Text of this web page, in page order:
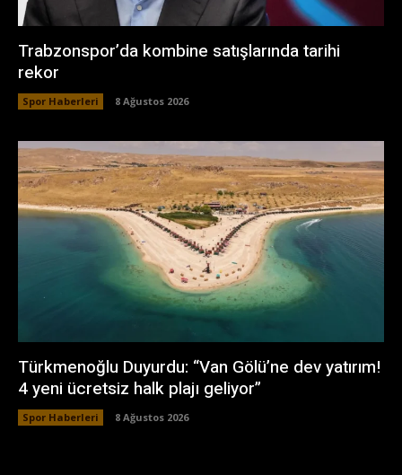
Trabzonspor’da kombine satışlarında tarihi
rekor
Spor Haberleri 8 Ağustos 2026
Türkmenoğlu Duyurdu: “Van Gölü’ne dev yatırım!
4 yeni ücretsiz halk plajı geliyor”
Spor Haberleri 8 Ağustos 2026